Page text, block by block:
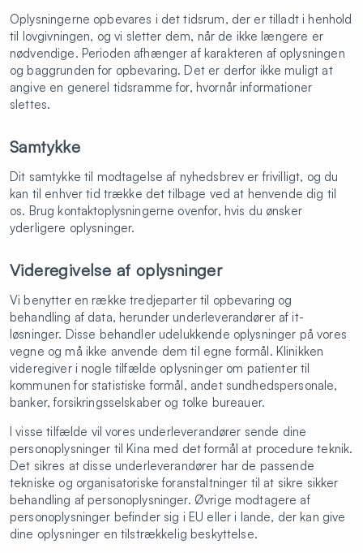
Oplysningerne opbevares i det tidsrum, der er tilladt i henhold
til lovgivningen, og vi sletter dem, når de ikke længere er
nødvendige. Perioden afhænger af karakteren af oplysningen
og baggrunden for opbevaring. Det er derfor ikke muligt at
angive en generel tidsramme for, hvornår informationer
slettes.
Samtykke
Dit samtykke til modtagelse af nyhedsbrev er frivilligt, og du
kan til enhver tid trække det tilbage ved at henvende dig til
os. Brug kontaktoplysningerne ovenfor, hvis du ønsker
yderligere oplysninger.
Videregivelse af oplysninger
Vi benytter en række tredjeparter til opbevaring og
behandling af data, herunder underleverandører af it-
løsninger. Disse behandler udelukkende oplysninger på vores
vegne og må ikke anvende dem til egne formål. Klinikken
videregiver i nogle tilfælde oplysninger om patienter til
kommunen for statistiske formål, andet sundhedspersonale,
banker, forsikringsselskaber og tolke bureauer.
I visse tilfælde vil vores underleverandører sende dine
personoplysninger til Kina med det formål at procedure teknik.
Det sikres at disse underleverandører har de passende
tekniske og organisatoriske foranstaltninger til at sikre sikker
behandling af personoplysninger. Øvrige modtagere af
personoplysninger befinder sig i EU eller i lande, der kan give
dine oplysninger en tilstrækkelig beskyttelse.